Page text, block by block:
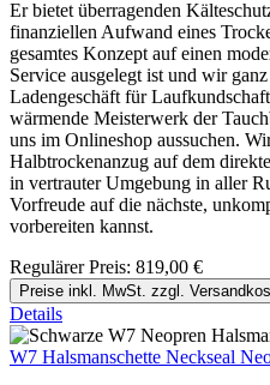
Er bietet überragenden
finanziellen Aufwand eines
gesamtes Konzept auf einen
Service ausgelegt ist und wir
Ladengeschäft für
wärmende Meisterwerk der
uns im Onlineshop aussuchen.
Halbtrockenanzug auf dem
in vertrauter Umgebung in aller
Vorfreude auf die nächste,
vorbereiten kannst.
Regulärer Preis: 819,00 €
Preise inkl. MwSt. zzgl.
Details
W7 Halsmanschette Neckseal